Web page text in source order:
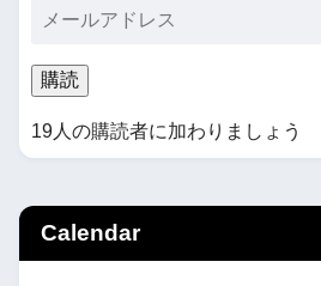
購読
19人の購読者に加わりましょう
Calendar